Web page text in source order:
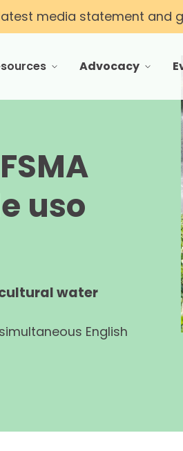
media statement and
menu for Resources
toggle menu for
Advocacy
uso
water
English